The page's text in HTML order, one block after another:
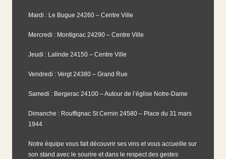
Mardi : Le Bugue 24260 – Centre Ville
Mercredi : Montignac 24290 – Centre Ville
Jeudi : Lalinde 24150 – Centre Ville
Vendredi : Vergt24380 – Grand Rue
Samedi : Bergerac 24100 – Autour de l’église Notre-Dame
Dimanche : Rouffignac St Cernin 24580 – Place du 31 mars
1944
Notre équipe vous fait découvrir ses vins et vous accueille sur
son stand avec le sourire et dans le respect des gestes